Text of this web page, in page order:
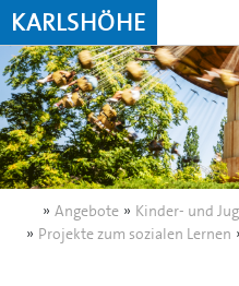
KARLSHÖHE
» Angebote » Kinder- und
» Projekte zum sozialen Lernen